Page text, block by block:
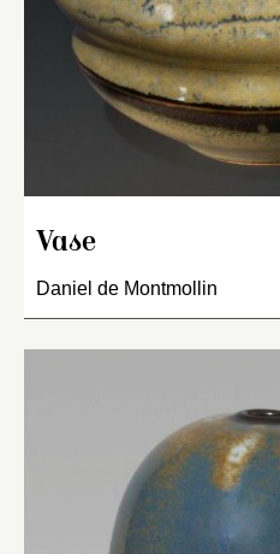
Vase
Daniel de Montmollin